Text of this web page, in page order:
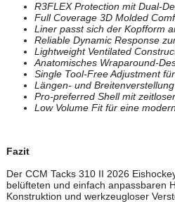
R3FLEX Protection mit Dual-
Full Coverage 3D Molded
Liner passt sich der Kopfform
Reliable Dynamic Response
Lightweight Ventilated
Anatomisches Wraparound-
Single Tool-Free Adjustment
Längen- und
Pro-preferred Shell mit
Low Volume Fit für eine
Fazit
Der CCM Tacks 310 II 2026
belüfteten und einfach anpassbaren
Konstruktion und werkzeugloser